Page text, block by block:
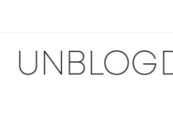
content